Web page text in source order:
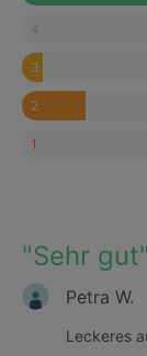
4
3
2
1
"Sehr gut"
Petra W.
Leckeres